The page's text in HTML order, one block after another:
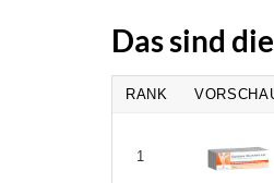
Das sind
RANK
1